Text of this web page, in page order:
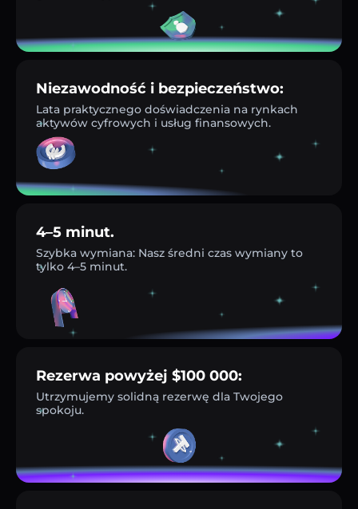
Niezawodność i bezpieczeństwo:
Lata praktycznego doświadczenia na rynkach
aktywów cyfrowych i usług finansowych.
4–5 minut.
Szybka wymiana: Nasz średni czas wymiany to
tylko 4–5 minut.
Rezerwa powyżej $100 000:
Utrzymujemy solidną rezerwę dla Twojego
spokoju.